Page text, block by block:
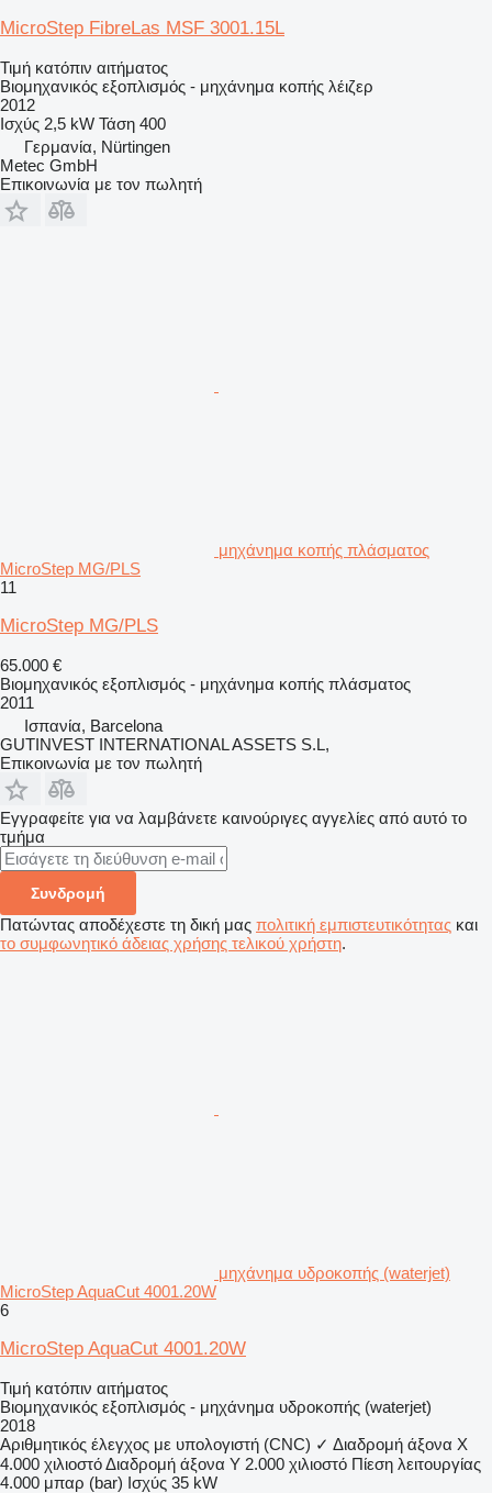
MicroStep FibreLas MSF 3001.15L
Τιμή κατόπιν αιτήματος
Βιομηχανικός εξοπλισμός - μηχάνημα κοπής λέιζερ
2012
Ισχύς 2,5 kW Τάση 400
Γερμανία, Nürtingen
Metec GmbH
Επικοινωνία με τον πωλητή
μηχάνημα κοπής πλάσματος
MicroStep MG/PLS
11
MicroStep MG/PLS
65.000 €
Βιομηχανικός εξοπλισμός - μηχάνημα κοπής πλάσματος
2011
Ισπανία, Barcelona
GUTINVEST INTERNATIONAL ASSETS S.L,
Επικοινωνία με τον πωλητή
Εγγραφείτε για να λαμβάνετε καινούριγες αγγελίες από αυτό το
τμήμα
Συνδρομή
Πατώντας αποδέχεστε τη δική μας πολιτική εμπιστευτικότητας και
το συμφωνητικό άδειας χρήσης τελικού χρήστη.
μηχάνημα υδροκοπής (waterjet)
MicroStep AquaCut 4001.20W
6
MicroStep AquaCut 4001.20W
Τιμή κατόπιν αιτήματος
Βιομηχανικός εξοπλισμός - μηχάνημα υδροκοπής (waterjet)
2018
Αριθμητικός έλεγχος με υπολογιστή (CNC) ✓ Διαδρομή άξονα X
4.000 χιλιοστόΔιαδρομή άξονα Y 2.000 χιλιοστό Πίεση λειτουργίας
4.000 μπαρ (bar) Ισχύς 35 kW